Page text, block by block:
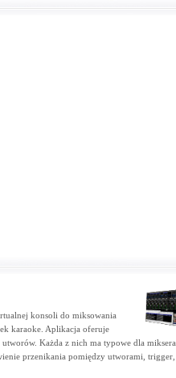
konsoli do miksowania
karaoke. Aplikacja oferuje
Każda z nich ma typowe dla miksera
przenikania pomiędzy utworami, trigger,